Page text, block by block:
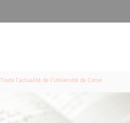
Toute l'actualité de l'Université de Corse